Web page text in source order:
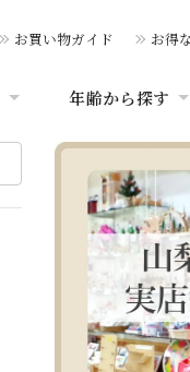
お買い物ガイド お得
年齢から探す